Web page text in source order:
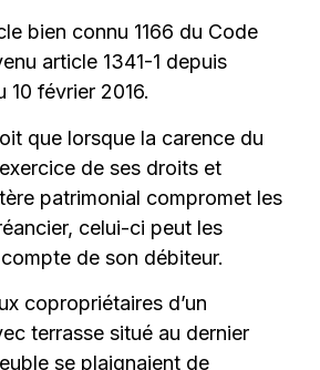
bien connu 1166 du Code
article 1341-1 depuis
10 février 2016.
que lorsque la carence du
de ses droits et
patrimonial compromet les
celui-ci peut les
de son débiteur.
copropriétaires d’un
terrasse situé au dernier
se plaignaient de